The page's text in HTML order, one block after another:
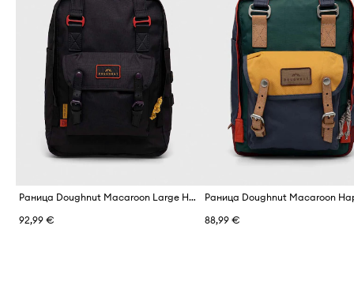
Раница Doughnut Macaroon Large Happy Camper 20L
92,99 €
88,99 €